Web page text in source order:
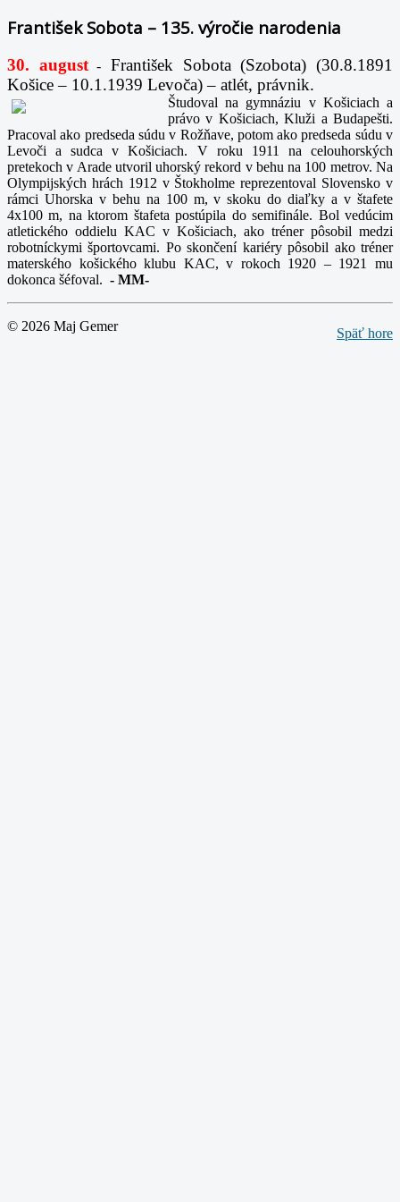
František Sobota – 135. výročie narodenia
30. august-
František Sobota (Szobota) (30.8.1891
Košice – 10.1.1939 Levoča) – atlét, právnik.
Študoval na gymnáziu v Košiciach a
právo v Košiciach, Kluži a Budapešti.
Pracoval ako predseda súdu v Rožňave, potom ako predseda súdu v
Levoči a sudca v Košiciach. V roku 1911 na celouhorských
pretekoch v Arade utvoril uhorský rekord v behu na 100 metrov. Na
Olympijských hrách 1912 v Štokholme reprezentoval Slovensko v
rámci Uhorska v behu na 100 m, v skoku do diaľky a v štafete
4x100 m, na ktorom štafeta postúpila do semifinále. Bol vedúcim
atletického oddielu KAC v Košiciach, ako tréner pôsobil medzi
robotníckymi športovcami. Po skončení kariéry pôsobil ako tréner
materského košického klubu KAC, v rokoch 1920 – 1921 mu
dokonca šéfoval. - MM-
Späť hore
© 2026 Maj Gemer